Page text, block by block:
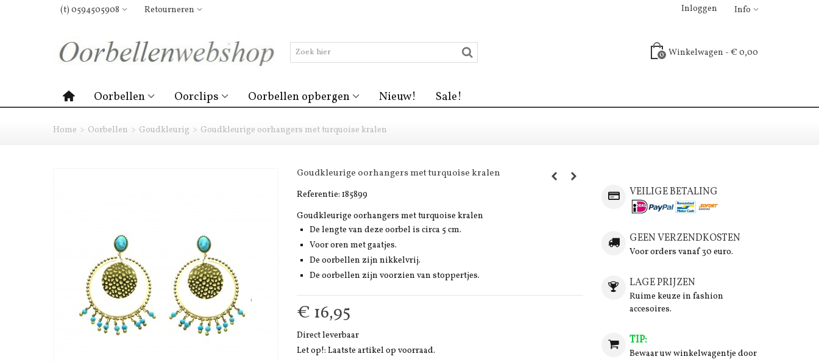
(t) 0594505908 Retourneren Info
Inloggen
0 Winkelwagen - € 0,00
Oorbellen Oorclips Oorbellen opbergen Nieuw! Sale!
Home > Oorbellen > Goudkleurig > Goudkleurige oorhangers met turquoise kralen
Goudkleurige oorhangers met turquoise kralen
Referentie: 185899
Goudkleurige oorhangers met turquoise kralen
De lengte van deze oorbel is circa 5 cm.
Voor oren met gaatjes.
De oorbellen zijn nikkelvrij.
De oorbellen zijn voorzien van stoppertjes.
€ 16,95
Direct leverbaar
Let op!: Laatste artikel op voorraad.
VEILIGE BETALING
GEEN VERZENDKOSTEN
Voor orders vanaf 30 euro.
LAGE PRIJZEN
Ruime keuze in fashion
accesoires.
TIP:
Bewaar uw winkelwagentje door